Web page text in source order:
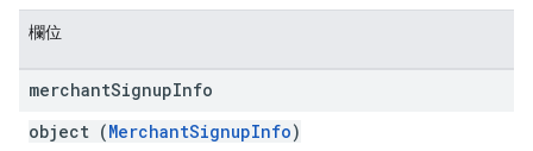
欄位
merchantSignupInfo
object (MerchantSignupInfo)